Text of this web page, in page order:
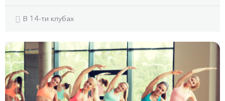
В 14-ти клубах